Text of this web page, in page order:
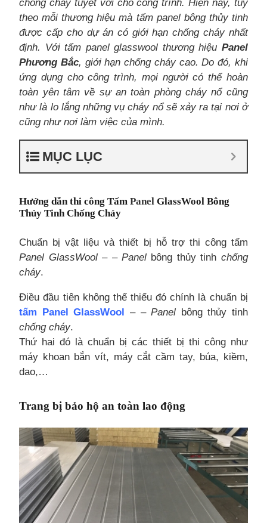
chống cháy tuyệt vời cho công trình. Hiện nay, tùy
theo mỗi thương hiệu mà tấm panel bông thủy tinh
được cấp cho dự án có giới hạn chống cháy nhất
định. Với tấm panel glasswool thương hiệu Panel
Phương Bắc, giới hạn chống cháy cao. Do đó, khi
ứng dụng cho công trình, mọi người có thể hoàn
toàn yên tâm về sự an toàn phòng cháy nổ cũng
như là lo lắng những vụ cháy nổ sẽ xảy ra tại nơi ở
cũng như nơi làm việc của mình.
MỤC LỤC
Hướng dẫn thi công TấmPanel GlassWool Bông
Thủy Tinh Chống Cháy
Chuẩn bị vật liệu và thiết bị hỗ trợ thi công tấm
Panel GlassWool– –Panel bông thủy tinh chống
cháy.
Điều đầu tiên không thể thiếu đó chính là chuẩn bị
tấm Panel GlassWool – –Panel bông thủy tinh
chống cháy.
Thứ hai đó là chuẩn bị các thiết bị thi công như
máy khoan bắn vít, máy cắt cầm tay, búa, kiềm,
dao,…
Trang bị bảo hộ an toàn lao động